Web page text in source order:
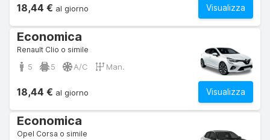
Visualizza
18,44 € al giorno
Economica
Renault Clio o simile
5 5 A/C Man.
Visualizza
18,44 € al giorno
Economica
Opel Corsa o simile